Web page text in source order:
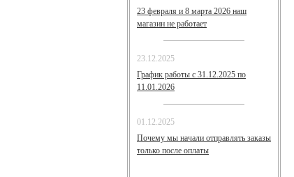
23 февраля и 8 марта 2026 наш
магазин не работает
23.12.2025
График работы с 31.12.2025 по
11.01.2026
01.12.2025
Почему мы начали отправлять заказы
только после оплаты